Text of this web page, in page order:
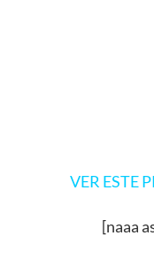
VER ESTE
[naaa